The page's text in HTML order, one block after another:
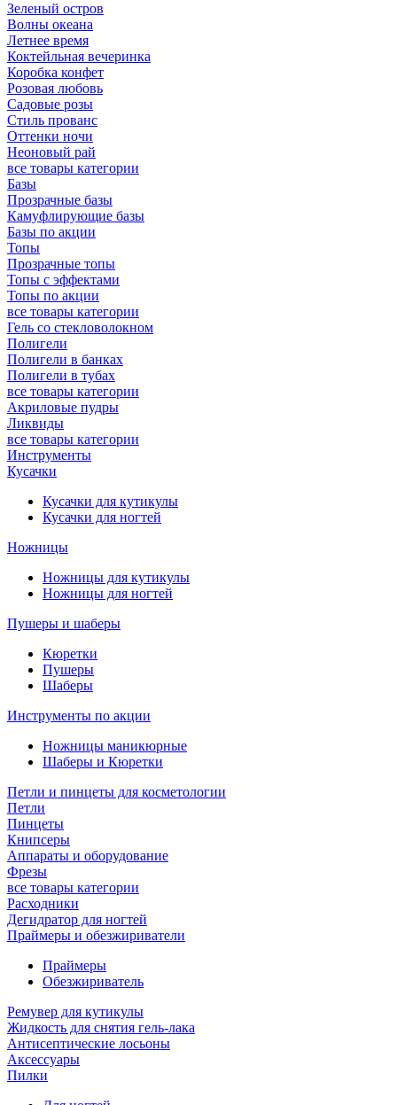
Зеленый остров
Волны океана
Летнее время
Коктейльная вечеринка
Коробка конфет
Розовая любовь
Садовые розы
Стиль прованс
Оттенки ночи
Неоновый рай
все товары категории
Базы
Прозрачные базы
Камуфлирующие базы
Базы по акции
Топы
Прозрачные топы
Топы с эффектами
Топы по акции
все товары категории
Гель со стекловолокном
Полигели
Полигели в банках
Полигели в тубах
все товары категории
Акриловые пудры
Ликвиды
все товары категории
Инструменты
Кусачки
Кусачки для кутикулы
Кусачки для ногтей
Ножницы
Ножницы для кутикулы
Ножницы для ногтей
Пушеры и шаберы
Кюретки
Пушеры
Шаберы
Инструменты по акции
Ножницы маникюрные
Шаберы и Кюретки
Петли и пинцеты для косметологии
Петли
Пинцеты
Книпсеры
Аппараты и оборудование
Фрезы
все товары категории
Расходники
Дегидратор для ногтей
Праймеры и обезжириватели
Праймеры
Обезжириватель
Ремувер для кутикулы
Жидкость для снятия гель-лака
Антисептические лосьоны
Аксессуары
Пилки